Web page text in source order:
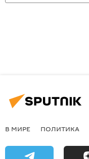
В МИРЕ ПОЛИТИКА